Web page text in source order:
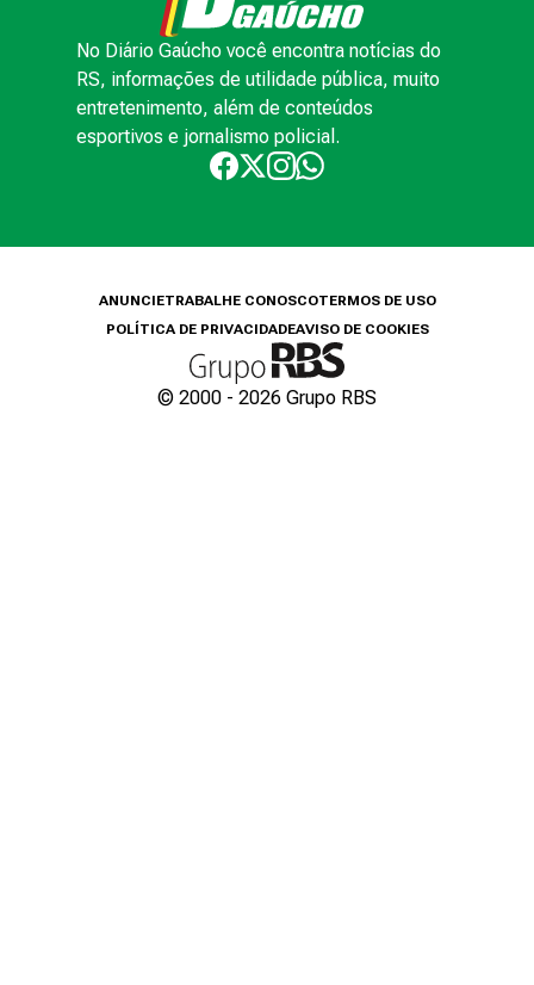
No Diário Gaúcho você encontra notícias do
RS, informações de utilidade pública, muito
entretenimento, além de conteúdos
esportivos e jornalismo policial.
ANUNCIETRABALHE CONOSCOTERMOS DE USO
POLÍTICA DE PRIVACIDADEAVISO DE COOKIES
© 2000 - 2026 Grupo RBS